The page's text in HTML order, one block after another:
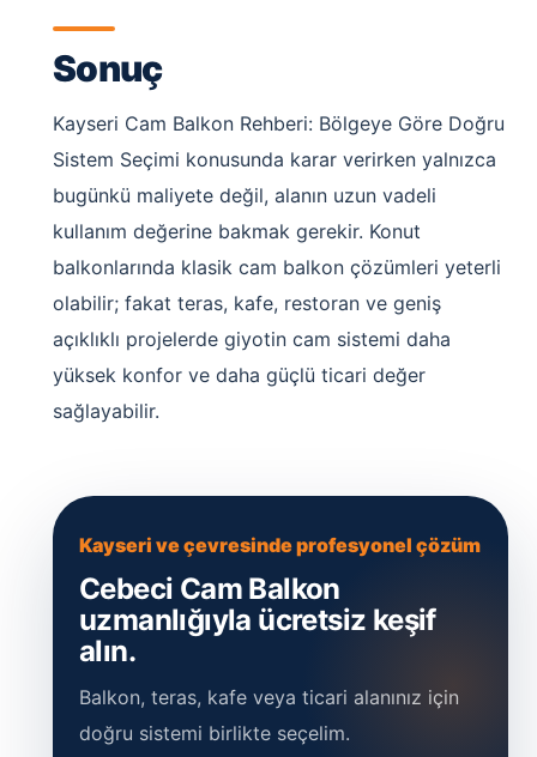
Sonuç
Kayseri Cam Balkon Rehberi: Bölgeye Göre Doğru
Sistem Seçimi konusunda karar verirken yalnızca
bugünkü maliyete değil, alanın uzun vadeli
kullanım değerine bakmak gerekir. Konut
balkonlarında klasik cam balkon çözümleri yeterli
olabilir; fakat teras, kafe, restoran ve geniş
açıklıklı projelerde giyotin cam sistemi daha
yüksek konfor ve daha güçlü ticari değer
sağlayabilir.
Kayseri ve çevresinde profesyonel çözüm
Cebeci Cam Balkon
uzmanlığıyla ücretsiz keşif
alın.
Balkon, teras, kafe veya ticari alanınız için
doğru sistemi birlikte seçelim.